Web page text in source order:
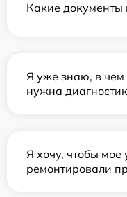
Какие документы
Я уже знаю, в чем
нужна
Я хочу, чтобы мое
ремонтировали